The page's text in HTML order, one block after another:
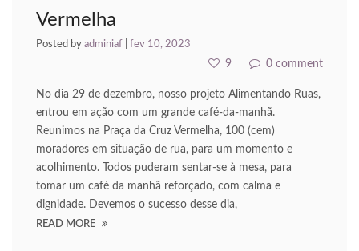
Panel
panel
panel
panel
panel
Vermelha
Posted by adminiaf fev 10, 2023
9 0 comment
No dia 29 de dezembro, nosso projeto Alimentando Ruas,
entrou em ação com um grande café-da-manhã.
Reunimos na Praça da Cruz Vermelha, 100 (cem)
moradores em situação de rua, para um momento e
acolhimento. Todos puderam sentar-se à mesa, para
tomar um café da manhã reforçado, com calma e
dignidade. Devemos o sucesso desse dia,
READ MORE